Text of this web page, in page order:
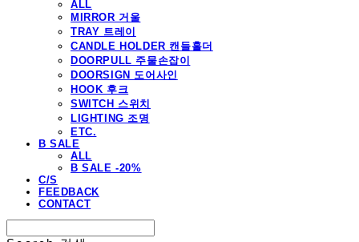
ALL
MIRROR 거울
TRAY 트레이
CANDLE HOLDER 캔들홀더
DOORPULL 주물손잡이
DOORSIGN 도어사인
HOOK 후크
SWITCH 스위치
LIGHTING 조명
ETC.
B SALE
ALL
B SALE -20%
C/S
FEEDBACK
CONTACT